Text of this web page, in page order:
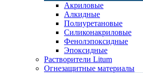
Акриловые
Алкидные
Полиуретановые
Силиконакриловые
Фенолэпоксидные
Эпоксидные
Растворители Litum
Огнезащитные материалы